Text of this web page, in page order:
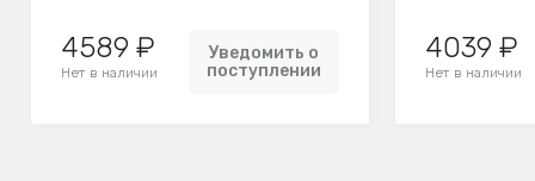
4589 ₽
Нет в наличии
Уведомить о
поступлении
4039 ₽
Нет в наличии